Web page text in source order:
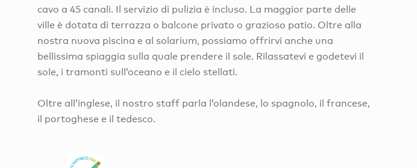
cavo a 45 canali. Il servizio di pulizia è incluso. La maggior parte delle
ville è dotata di terrazza o balcone privato o grazioso patio. Oltre alla
nostra nuova piscina e al solarium, possiamo offrirvi anche una
bellissima spiaggia sulla quale prendere il sole. Rilassatevi e godetevi il
sole, i tramonti sull’oceano e il cielo stellati.
Oltre all’inglese, il nostro staff parla l’olandese, lo spagnolo, il francese,
il portoghese e il tedesco.